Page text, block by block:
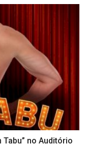
no Auditório